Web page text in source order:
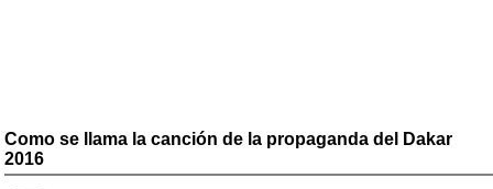
Como se llama la canción de la propaganda del Dakar
2016